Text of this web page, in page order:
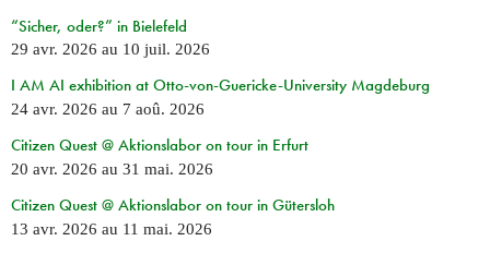
“Sicher, oder?” in Bielefeld
29 avr. 2026 au 10 juil. 2026
I AM AI exhibition at Otto-von-Guericke-University Magdeburg
24 avr. 2026 au 7 aoû. 2026
Citizen Quest @ Aktionslabor on tour in Erfurt
20 avr. 2026 au 31 mai. 2026
Citizen Quest @ Aktionslabor on tour in Gütersloh
13 avr. 2026 au 11 mai. 2026